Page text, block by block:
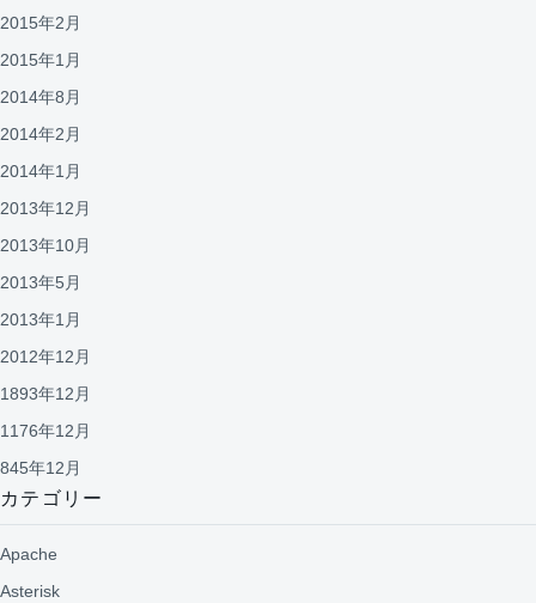
2015年2月
2015年1月
2014年8月
2014年2月
2014年1月
2013年12月
2013年10月
2013年5月
2013年1月
2012年12月
1893年12月
1176年12月
845年12月
カテゴリー
Apache
Asterisk